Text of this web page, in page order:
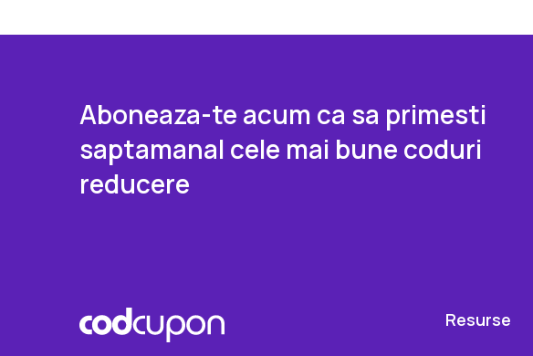
Aboneaza-te acum ca sa primesti
saptamanal cele mai bune coduri
reducere
Resurse